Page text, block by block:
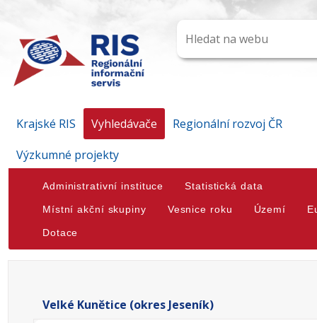
Krajské RIS Vyhledávače
Regionální rozvoj ČR
Výzkumné projekty
Administrativní instituce Statistická data
Místní akční skupiny Vesnice roku Území
Dotace
Velké Kunětice (okres Jeseník)